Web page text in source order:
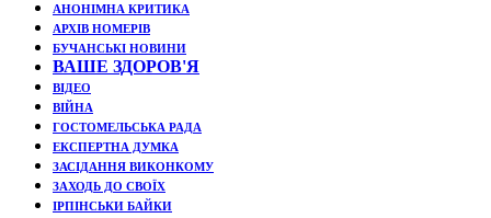
АНОНІМНА КРИТИКА
АРХІВ НОМЕРІВ
БУЧАНСЬКІ НОВИНИ
ВАШЕ ЗДОРОВ'Я
ВІДЕО
ВІЙНА
ГОСТОМЕЛЬСЬКА РАДА
ЕКСПЕРТНА ДУМКА
ЗАСІДАННЯ ВИКОНКОМУ
ЗАХОДЬ ДО СВОЇХ
ІРПІНСЬКИ БАЙКИ